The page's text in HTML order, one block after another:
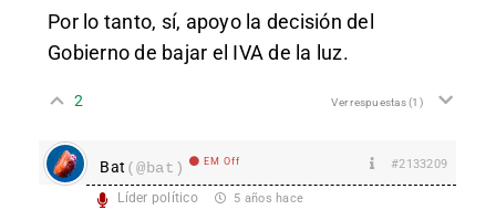
Por lo tanto, sí, apoyo la decisión del
Gobierno de bajar el IVA de la luz.
2 Ver respuestas(1)
Bat (@bat) EM Off #2133209
Líder político 5 años hace